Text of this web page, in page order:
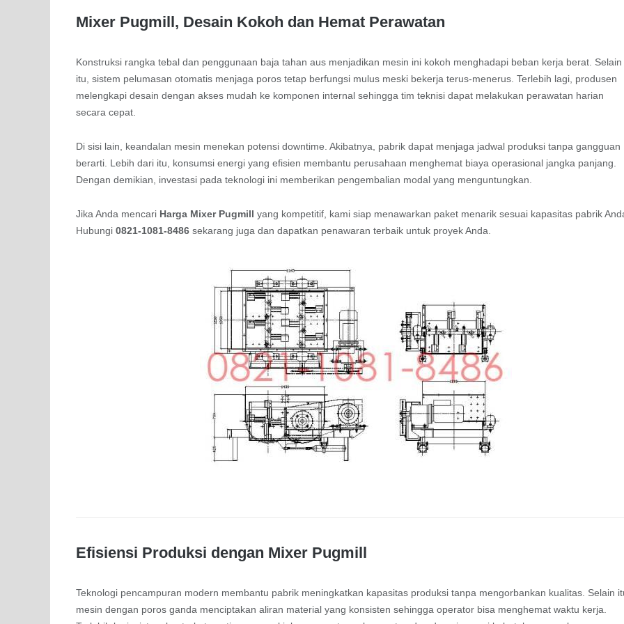
Mixer Pugmill, Desain Kokoh dan Hemat Perawatan
Konstruksi rangka tebal dan penggunaan baja tahan aus menjadikan mesin ini kokoh menghadapi beban kerja berat. Selain
itu, sistem pelumasan otomatis menjaga poros tetap berfungsi mulus meski bekerja terus-menerus. Terlebih lagi, produsen
melengkapi desain dengan akses mudah ke komponen internal sehingga tim teknisi dapat melakukan perawatan harian
secara cepat.
Di sisi lain, keandalan mesin menekan potensi downtime. Akibatnya, pabrik dapat menjaga jadwal produksi tanpa gangguan
berarti. Lebih dari itu, konsumsi energi yang efisien membantu perusahaan menghemat biaya operasional jangka panjang.
Dengan demikian, investasi pada teknologi ini memberikan pengembalian modal yang menguntungkan.
Jika Anda mencari Harga Mixer Pugmill yang kompetitif, kami siap menawarkan paket menarik sesuai kapasitas pabrik
Hubungi0821-1081-8486 sekarang juga dan dapatkan penawaran terbaik untuk proyek Anda.
Efisiensi Produksi dengan Mixer Pugmill
Teknologi pencampuran modern membantu pabrik meningkatkan kapasitas produksi tanpa mengorbankan kualitas. Selain
mesin dengan poros ganda menciptakan aliran material yang konsisten sehingga operator bisa menghemat waktu kerja.